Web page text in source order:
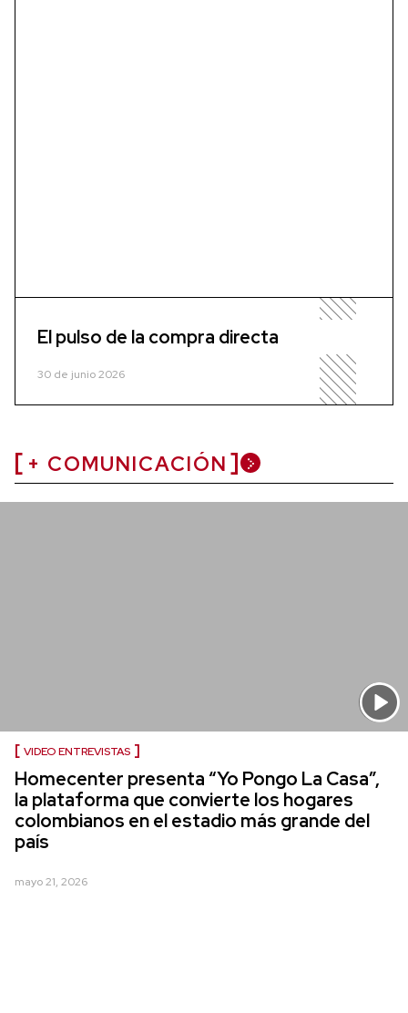
El pulso de la compra directa
30 de junio 2026
+ COMUNICACIÓN
VIDEO ENTREVISTAS
Homecenter presenta “Yo Pongo La Casa”,
la plataforma que convierte los hogares
colombianos en el estadio más grande del
país
mayo 21, 2026